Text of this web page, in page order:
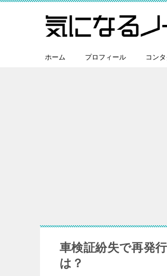
ホーム プロフィール コンタ
車検証紛失で再発
は？